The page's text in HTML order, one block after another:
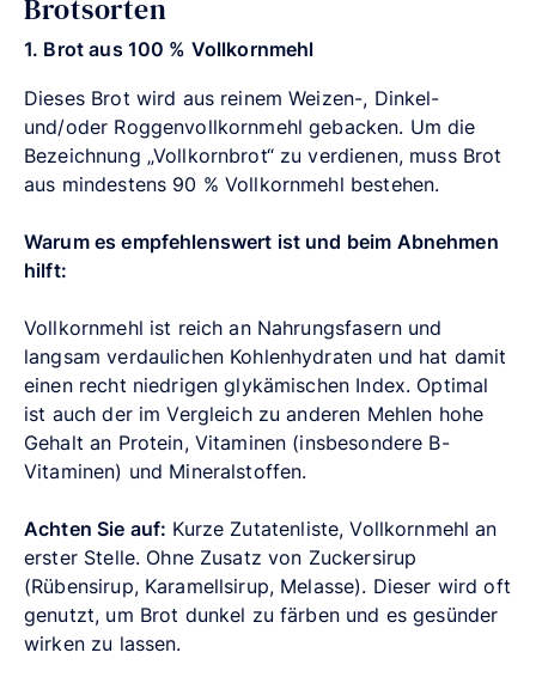
Brotsorten
1. Brot aus 100 % Vollkornmehl
Dieses Brot wird aus reinem Weizen-, Dinkel-
und/oder Roggenvollkornmehl gebacken. Um die
Bezeichnung „Vollkornbrot“ zu verdienen, muss Brot
aus mindestens 90 % Vollkornmehl bestehen.
Warum es empfehlenswert ist und beim Abnehmen
hilft:
Vollkornmehl ist reich an Nahrungsfasern und
langsam verdaulichen Kohlenhydraten und hat damit
einen recht niedrigen glykämischen Index. Optimal
ist auch der im Vergleich zu anderen Mehlen hohe
Gehalt an Protein, Vitaminen (insbesondere B-
Vitaminen) und Mineralstoffen.
Achten Sie auf: Kurze Zutatenliste, Vollkornmehl an
erster Stelle. Ohne Zusatz von Zuckersirup
(Rübensirup, Karamellsirup, Melasse). Dieser wird oft
genutzt, um Brot dunkel zu färben und es gesünder
wirken zu lassen.